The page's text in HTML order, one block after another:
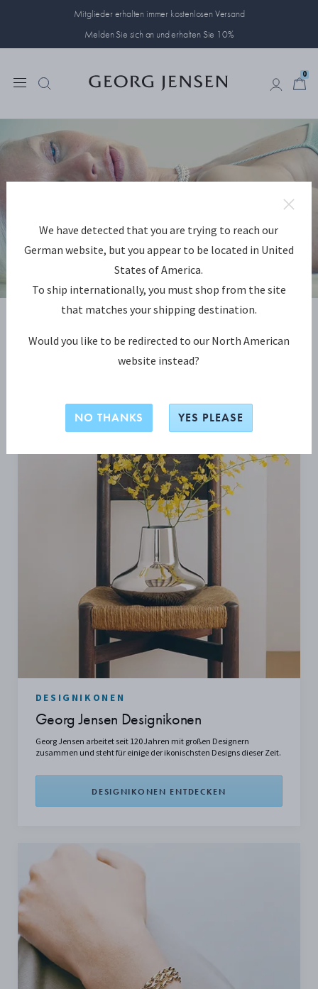
Mitglieder erhalten immer kostenlosen Versand
Melden Sie sich an und erhalten Sie 10%
0
ERKUNDEN WEFT
INSPIRIERT SEIN VON
DESIGNIKONEN
Georg Jensen Designikonen
Georg Jensen arbeitet seit 120 Jahren mit großen Designern
zusammen und steht für einige der ikonischsten Designs dieser Zeit.
DESIGNIKONEN ENTDECKEN
We have detected that you are trying to reach our
German website, but you appear to be located in United
States of America.
To ship internationally, you must shop from the site
that matches your shipping destination.
Would you like to be redirected to our North American
website instead?
NO THANKS YES PLEASE